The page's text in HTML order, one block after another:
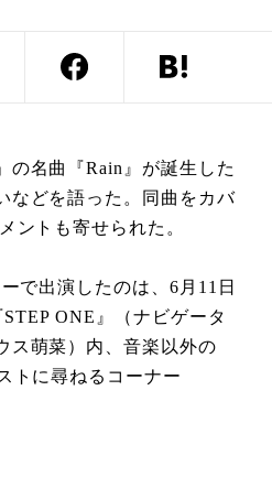
の名曲『Rain』が誕生した
などを語った。同曲をカバ
ントも寄せられた。
で出演したのは、6月11日
STEP ONE』（ナビゲータ
ス萌菜）内、音楽以外の
トに尋ねるコーナー